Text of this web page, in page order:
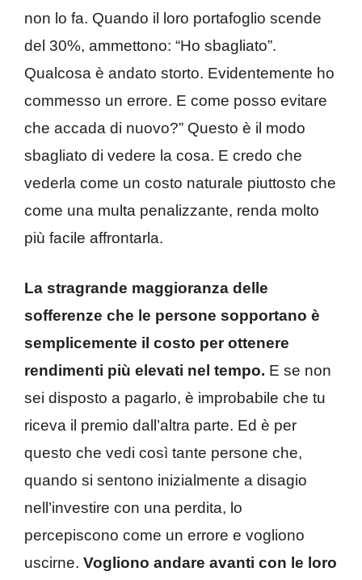
non lo fa. Quando il loro portafoglio scende
del 30%, ammettono: “Ho sbagliato”.
Qualcosa è andato storto. Evidentemente ho
commesso un errore. E come posso evitare
che accada di nuovo?” Questo è il modo
sbagliato di vedere la cosa. E credo che
vederla come un costo naturale piuttosto che
come una multa penalizzante, renda molto
più facile affrontarla.
La stragrande maggioranza delle
sofferenze che le persone sopportano è
semplicemente il costo per ottenere
rendimenti più elevati nel tempo. E se non
sei disposto a pagarlo, è improbabile che tu
riceva il premio dall’altra parte. Ed è per
questo che vedi così tante persone che,
quando si sentono inizialmente a disagio
nell’investire con una perdita, lo
percepiscono come un errore e vogliono
uscirne. Vogliono andare avanti con le loro